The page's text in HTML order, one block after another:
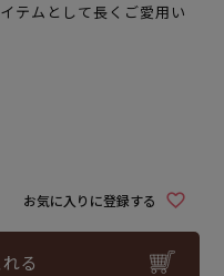
テムとして長くご愛用い
お気に入りに登録する
る